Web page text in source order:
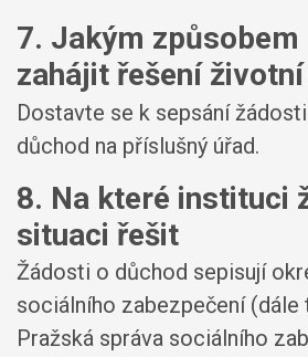
7. Jakým způsobem
zahájit řešení
Dostavte se k sepsání
důchod na příslušný úřad.
8. Na které instituci
situaci řešit
Žádosti o důchod sepisují
sociálního zabezpečení (dále
Pražská správa sociálního